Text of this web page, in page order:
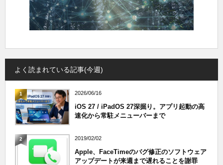
よく読まれている記事(今週)
1 2026/06/16
iOS 27 / iPadOS 27深掘り。アプリ起動の高
速化から常駐メニューバーまで
2 2019/02/02
Apple、FaceTimeのバグ修正のソフトウェア
アップデートが来週まで遅れることを謝罪